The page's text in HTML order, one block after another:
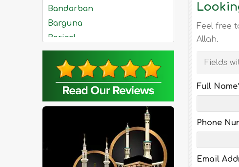
Bandarban
Barguna
Barisal
Bhola
Bogra
Brahmanbaria
Chandpur
Cox's Bazar
Feel free
Allah.
Fields
Full Name
Phone
Email